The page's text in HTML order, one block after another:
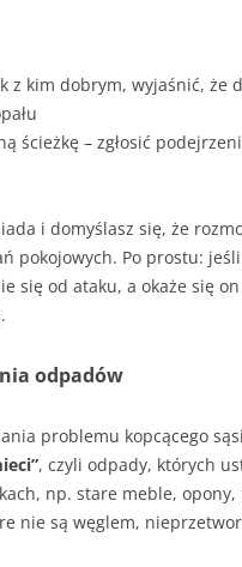
z kim dobrym, wyjaśnić, że
ścieżkę – zgłosić
i domyślasz się, że
pokojowych. Po prostu:
się od ataku, a okaże się
odpadów
problemu kopcącego
, czyli odpady, których
np. stare meble,
nie są węglem,